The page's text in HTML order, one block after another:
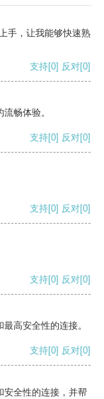
手，让我能够快速熟
支持[0] 反对[0]
畅体验。
支持[0] 反对[0]
支持[0] 反对[0]
支持[0] 反对[0]
高安全性的连接。
支持[0] 反对[0]
安全性的连接，并帮